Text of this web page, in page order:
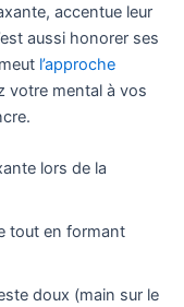
accentue leur
aussi honorer ses
l’approche
votre mental à vos
lors de la
tout en formant
doux (main sur le